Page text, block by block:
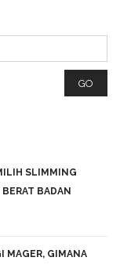
SLIMMING
BADAN
MAGER, GIMANA